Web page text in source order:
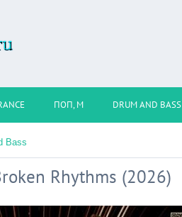
ПОП, М DRUM AND BASS
Bass
Rhythms (2026)